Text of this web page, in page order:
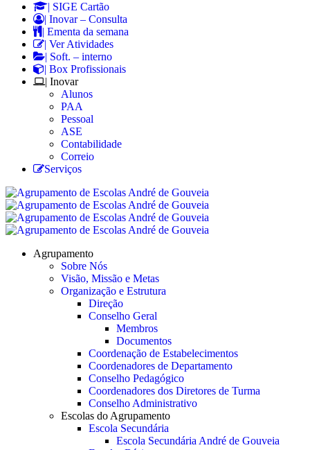
| SIGE Cartão
| Inovar – Consulta
| Ementa da semana
| Ver Atividades
| Soft. – interno
| Box Profissionais
| Inovar
Alunos
PAA
Pessoal
ASE
Contabilidade
Correio
Serviços
Agrupamento
Sobre Nós
Visão, Missão e Metas
Organização e Estrutura
Direção
Conselho Geral
Membros
Documentos
Coordenação de Estabelecimentos
Coordenadores de Departamento
Conselho Pedagógico
Coordenadores dos Diretores de Turma
Conselho Administrativo
Escolas do Agrupamento
Escola Secundária
Escola Secundária André de Gouveia